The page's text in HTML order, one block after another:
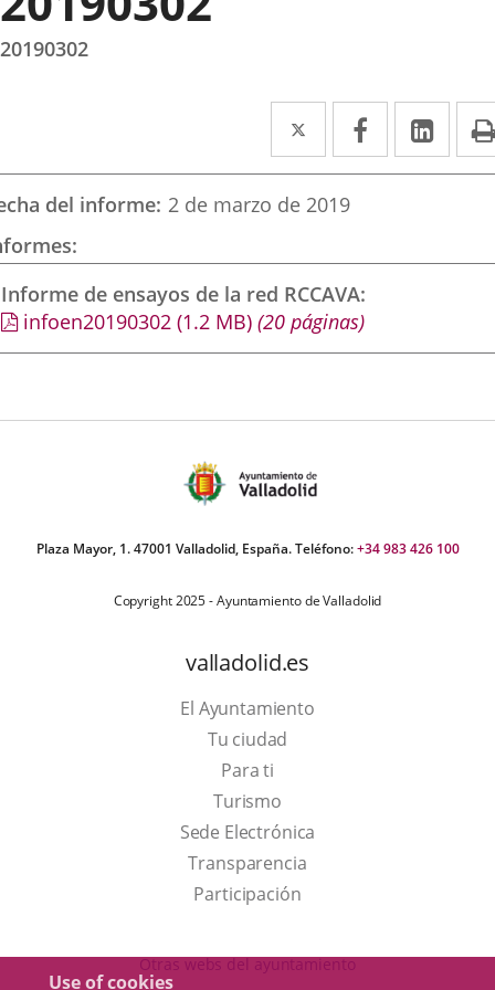
Use of cookies
20190302
Twitter
Enlace
a
una
externa.
Facebook
Enlace
a
externa.
a
del informe 2 de marzo de 2019
Informe de ensayos de la red RCCAVA
infoen20190302 (1.2 MB) (20 páginas)
Plaza Mayor, 1. 47001 Valladolid, España. Teléfono:+34 983 426 100
Copyright 2025 - Ayuntamiento de Valladolid
valladolid.es
El Ayuntamiento
Tu ciudad
Para ti
TurismoThis
link
will
open
a
Sede Electrónica
Transparencia
Participación
Otras webs del ayuntamiento